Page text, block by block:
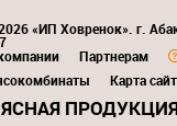
«ИП Ховренок». г.
Партнерам
Карта